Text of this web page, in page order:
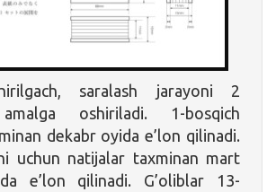
saralash jarayoni 2
oshiriladi. 1-bosqich
dekabr oyida e’lon qilinadi.
uchun natijalar taxminan mart
e’lon qilinadi. G’oliblar 13-